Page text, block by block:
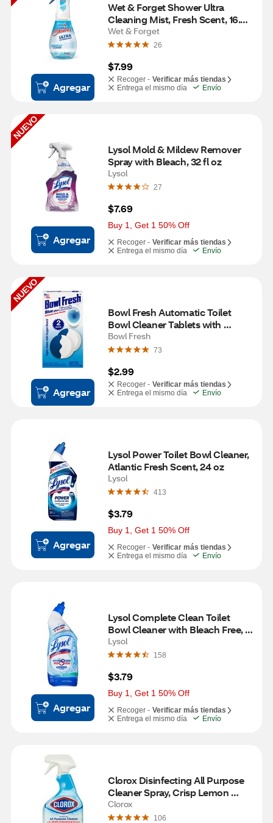
Agregar
Wet & Forget Shower Ultra
Cleaning Mist, Fresh Scent, 16.9
fl oz
Wet & Forget
26
$7.99
Recoger - Verificar más tiendas
Entrega el mismo día
Envío
NUEVO
Agregar
Lysol Mold & Mildew Remover
Spray with Bleach, 32 fl oz
Lysol
27
$7.69
Buy 1, Get 1 50% Off
Recoger - Verificar más tiendas
Entrega el mismo día
Envío
NUEVO
Agregar
Bowl Fresh Automatic Toilet
Bowl Cleaner Tablets with
Bleach, 2 ct
Bowl Fresh
73
$2.99
Recoger - Verificar más tiendas
Entrega el mismo día
Envío
Agregar
Lysol Power Toilet Bowl Cleaner,
Atlantic Fresh Scent, 24 oz
Lysol
413
$3.79
Buy 1, Get 1 50% Off
Recoger - Verificar más tiendas
Entrega el mismo día
Envío
Agregar
Lysol Complete Clean Toilet
Bowl Cleaner with Bleach Free,
Value Pack, 24 oz
Lysol
158
$3.79
Buy 1, Get 1 50% Off
Recoger - Verificar más tiendas
Entrega el mismo día
Envío
Clorox Disinfecting All Purpose
Cleaner Spray, Crisp Lemon
Scent, 33.38 oz
Clorox
106